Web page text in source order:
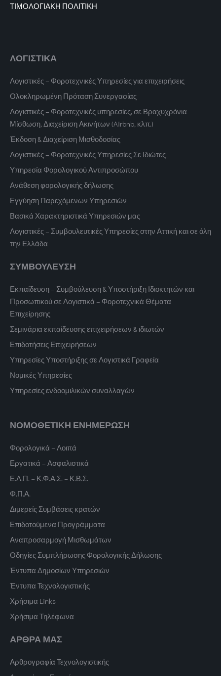
ΤΙΜΟΛΟΓΙΑΚΗ ΠΟΛΙΤΙΚΗ
ΛΟΓΙΣΤΙΚΑ
Λογιστικές – Φοροτεχνικές Υπηρεσίες για επιχειρήσεις
Ολοκληρωμένη Πρόταση Συνεργασίας
Λογιστικές – Φοροτεχνικές υπηρεσίες, σε Βραχυχρόνια
Μίσθωση, Διαχείριση Ακινήτων (Airbnb, κλπ.)
Έκδοση & Διαχείριση Μισθοδοσίας
Λογιστικές – Φοροτεχνικές Υπηρεσίες Σε Ιδιώτες
Υπηρεσία Φορολογικού Αντιπροσώπου
Ανάθεση φορολογικής δήλωσης
Εγγύηση Παρεχόμενων Υπηρεσιών
Βασικά Χαρακτηριστικά Υπηρεσιών μας
Λογιστικές – Συμβουλευτικές Υπηρεσίες στην Αττική και σε όλη
την Ελλάδα
ΣΥΜΒΟΥΛΕΥΣΗ
Εκπαίδευση – Συμβούλευση & Υποστήριξη Ιδιοκτητών και
Προσωπικού σε Λογιστικά – Φοροτεχνικά Θέματα
Επιχείρησης
Σεμινάρια εκπαίδευσης επιχειρήσεων & ιδιωτών
Επιδοτήσεις Επιχειρήσεων
Υπηρεσίες Υποστήριξης σε Λογιστικά Γραφεία
Νομικές Υπηρεσίες
Υπηρεσίες ενδοομιλικών συναλλαγών
ΝΟΜΟΘΕΤΙΚΗ ΕΝΗΜΕΡΩΣΗ
Φορολογικά – Λοιπά
Εργατικά – Ασφαλιστικά
Ε.Λ.Π. – Κ.Φ.Α.Σ. – Κ.Β.Σ.
Φ.Π.Α.
Διμερείς Συμβάσεις κρατών
Επιδοτούμενα Προγράμματα
Αναπροσαρμογή Μισθωμάτων
Οδηγίες Συμπλήρωσης Φορολογικής Δήλωσης
Έντυπα Δημοσίων Υπηρεσιών
Έντυπα Τεχνολογιστικής
Χρήσιμα Links
Χρήσιμα Τηλέφωνα
ΑΡΘΡΑ ΜΑΣ
Αρθρογραφία Τεχνολογιστικής